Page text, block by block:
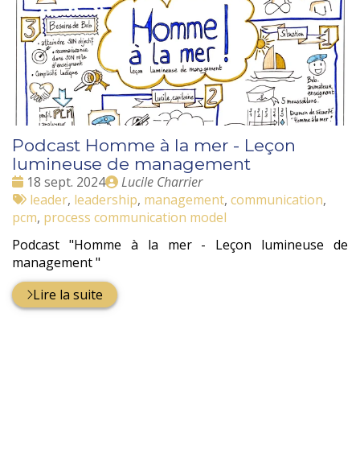
Podcast Homme à la mer - Leçon
lumineuse de management
Date
:
18 sept. 2024
Publié
par
Lucile Charrier
Tags
:
leader, leadership, management, communication,
pcm, process communication model
Podcast "Homme à la mer - Leçon lumineuse de
management "
Lire la suite